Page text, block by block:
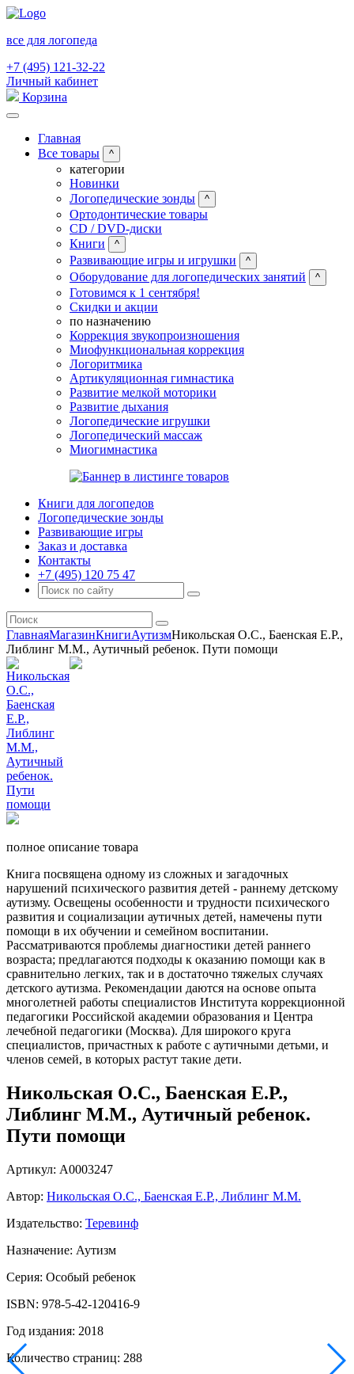
все для логопеда
+7 (495) 121-32-22
Личный кабинет
Корзина
Главная
Все товары
^
категории
Новинки
Логопедические зонды
^
Ортодонтические товары
CD / DVD-диски
Книги
^
Развивающие игры и игрушки ^
Оборудование для логопедических занятий ^
Готовимся к 1 сентября!
Скидки и акции
по назначению
Коррекция звукопроизношения
Миофункциональная коррекция
Логоритмика
Артикуляционная гимнастика
Развитие мелкой моторики
Развитие дыхания
Логопедические игрушки
Логопедический массаж
Миогимнастика
Книги для логопедов
Логопедические зонды
Развивающие игры
Заказ и доставка
Контакты
+7 (495) 120 75 47
ГлавнаяМагазинКнигиАутизмНикольская О.С., Баенская Е.Р.,
Либлинг М.М., Аутичный ребенок. Пути помощи
полное описание товара
Книга посвящена одному из сложных и загадочных
нарушений психического развития детей - раннему детскому
аутизму. Освещены особенности и трудности психического
развития и социализации аутичных детей, намечены пути
помощи в их обучении и семейном воспитании.
Рассматриваются проблемы диагностики детей раннего
возраста; предлагаются подходы к оказанию помощи как в
сравнительно легких, так и в достаточно тяжелых случаях
детского аутизма. Рекомендации даются на основе опыта
многолетней работы специалистов Института коррекционной
педагогики Российской академии образования и Центра
лечебной педагогики (Москва). Для широкого круга
специалистов, причастных к работе с аутичными детьми, и
членов семей, в которых растут такие дети.
Никольская О.С., Баенская Е.Р.,
Либлинг М.М., Аутичный ребенок.
Пути помощи
Артикул: А0003247
Автор: Никольская О.С., Баенская Е.Р., Либлинг М.М.
Издательство: Теревинф
Назначение: Аутизм
Серия: Особый ребенок
ISBN: 978-5-42-120416-9
Год издания: 2018
Количество страниц: 288